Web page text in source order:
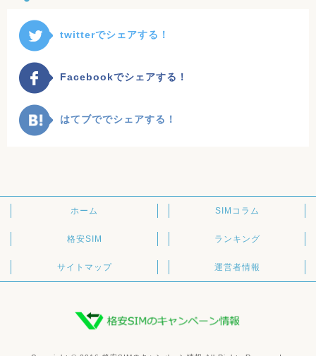
twitterでシェアする！
Facebookでシェアする！
はてブででシェアする！
ホーム SIMコラム
格安SIM ランキング
サイトマップ 運営者情報